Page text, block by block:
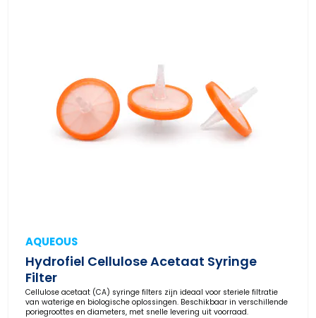
AQUEOUS
Hydrofiel Cellulose Acetaat Syringe
Filter
Cellulose acetaat (CA) syringe filters zijn ideaal voor steriele filtratie
van waterige en biologische oplossingen. Beschikbaar in verschillende
poriegroottes en diameters, met snelle levering uit voorraad.